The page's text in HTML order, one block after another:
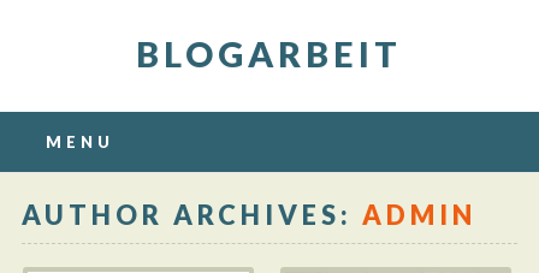
BLOGARBEIT
Main menu
MENU
AUTHOR ARCHIVES: ADMIN